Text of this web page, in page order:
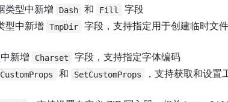
类型中新增 Dash 和 Fill
字段
型中新增 TmpDir
字段，支持指定用于创建临时文
新增 Charset
字段，支持指定字体编码
和 SetCustomProps
，支持获取和设